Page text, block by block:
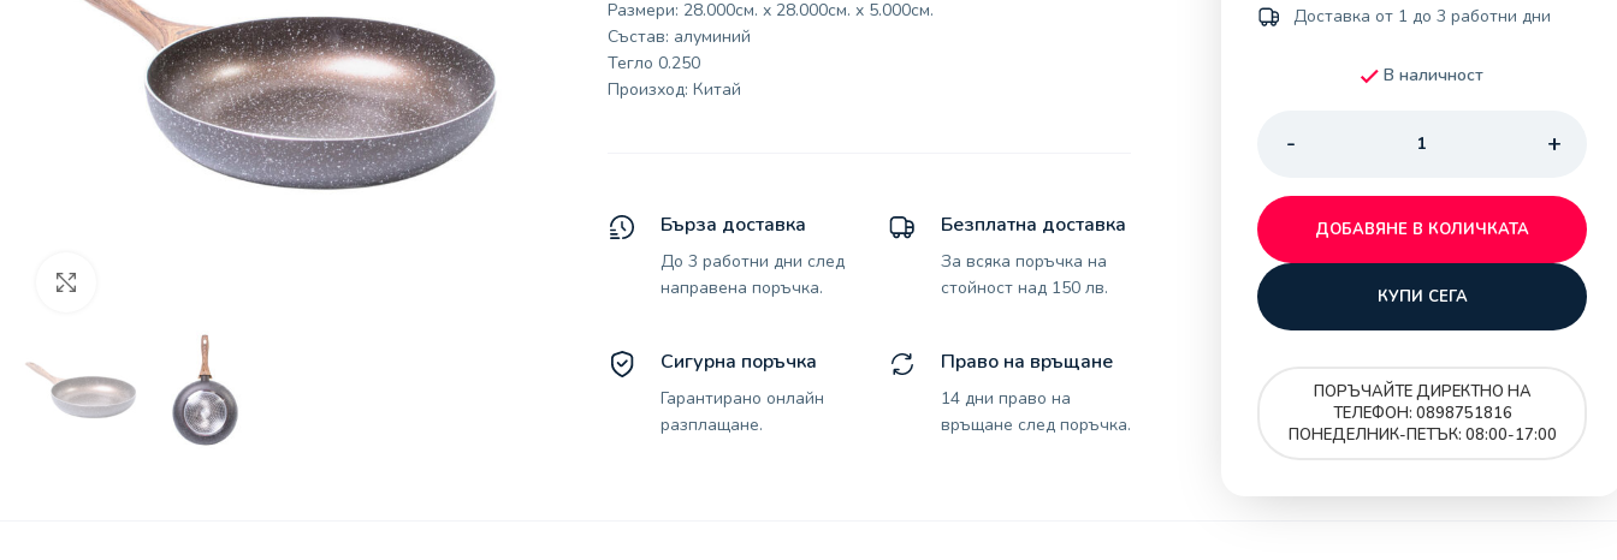
Размери: 28.000см. x 28.000см. x 5.000см.
Състав: алуминий
Тегло 0.250
Произход: Китай
Бърза доставка
До 3 работни дни след
направена поръчка.
Безплатна доставка
За всяка поръчка на
стойност над 150 лв.
Сигурна поръчка
Гарантирано онлайн
разплащане.
Право на връщане
14 дни право на
връщане след поръчка.
Доставка от 1 до 3 работни дни
В наличност
ДОБАВЯНЕ В КОЛИЧКАТА
КУПИ СЕГА
ПОРЪЧАЙТЕ ДИРЕКТНО НА
ТЕЛЕФОН: 0898751816
ПОНЕДЕЛНИК-ПЕТЪК: 08:00-17:00